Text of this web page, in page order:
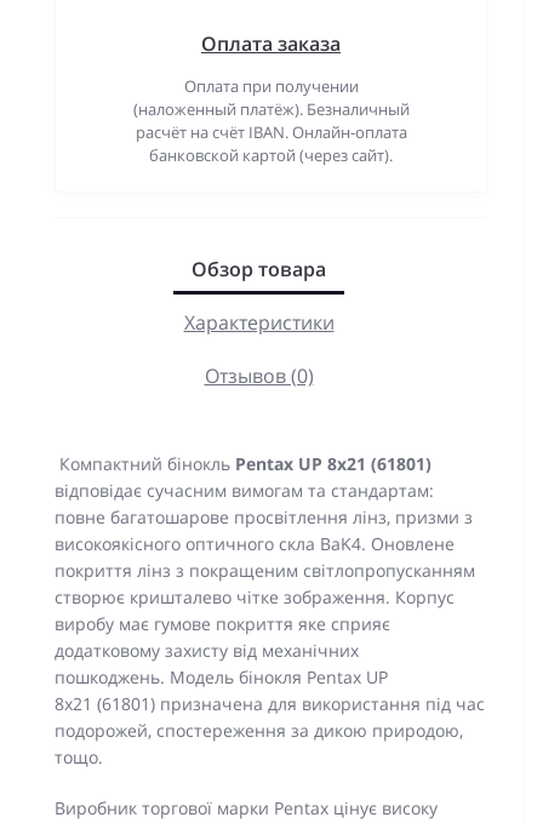
Оплата заказа
Оплата при получении
(наложенный платёж). Безналичный
расчёт на счёт IBAN. Онлайн-оплата
банковской картой (через сайт).
Обзор товара
Характеристики
Отзывов (0)
Компактний бінокль Pentax UP 8x21 (61801)
відповідає сучасним вимогам та стандартам:
повне багатошарове просвітлення лінз, призми з
високоякісного оптичного скла BaK4. Оновлене
покриття лінз з покращеним світлопропусканням
створює кришталево чітке зображення. Корпус
виробу має гумове покриття яке сприяє
додатковому захисту від механічних
пошкоджень. Модель бінокля Pentax UP
8x21 (61801) призначена для використання під час
подорожей, спостереження за дикою природою,
тощо.
Виробник торгової марки Pentax цінує високу